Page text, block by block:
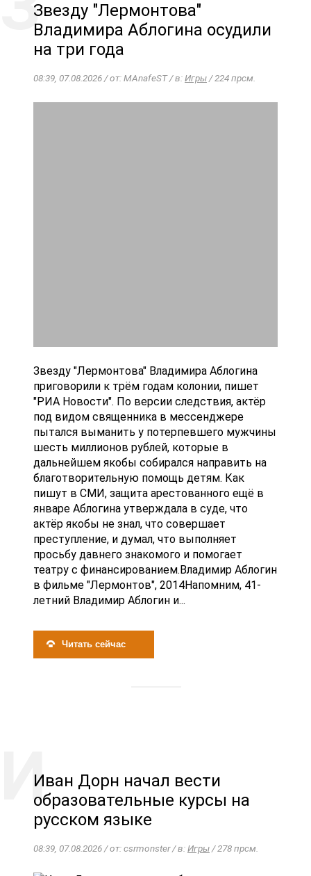
Звезду "Лермонтова"
Владимира Аблогина осудили
на три года
08:39, 07.08.2026 / от: MAnafeST / в:Игры/ 224 прсм.
Звезду "Лермонтова" Владимира Аблогина
приговорили к трём годам колонии, пишет
"РИА Новости". По версии следствия, актёр
под видом священника в мессенджере
пытался выманить у потерпевшего мужчины
шесть миллионов рублей, которые в
дальнейшем якобы собирался направить на
благотворительную помощь детям. Как
пишут в СМИ, защита арестованного ещё в
январе Аблогина утверждала в суде, что
актёр якобы не знал, что совершает
преступление, и думал, что выполняет
просьбу давнего знакомого и помогает
театру с финансированием.Владимир Аблогин
в фильме "Лермонтов", 2014Напомним, 41-
летний Владимир Аблогин и...
Читать сейчас
Иван Дорн начал вести
образовательные курсы на
русском языке
08:39, 07.08.2026 / от: csrmonster / в:Игры/ 278 прсм.